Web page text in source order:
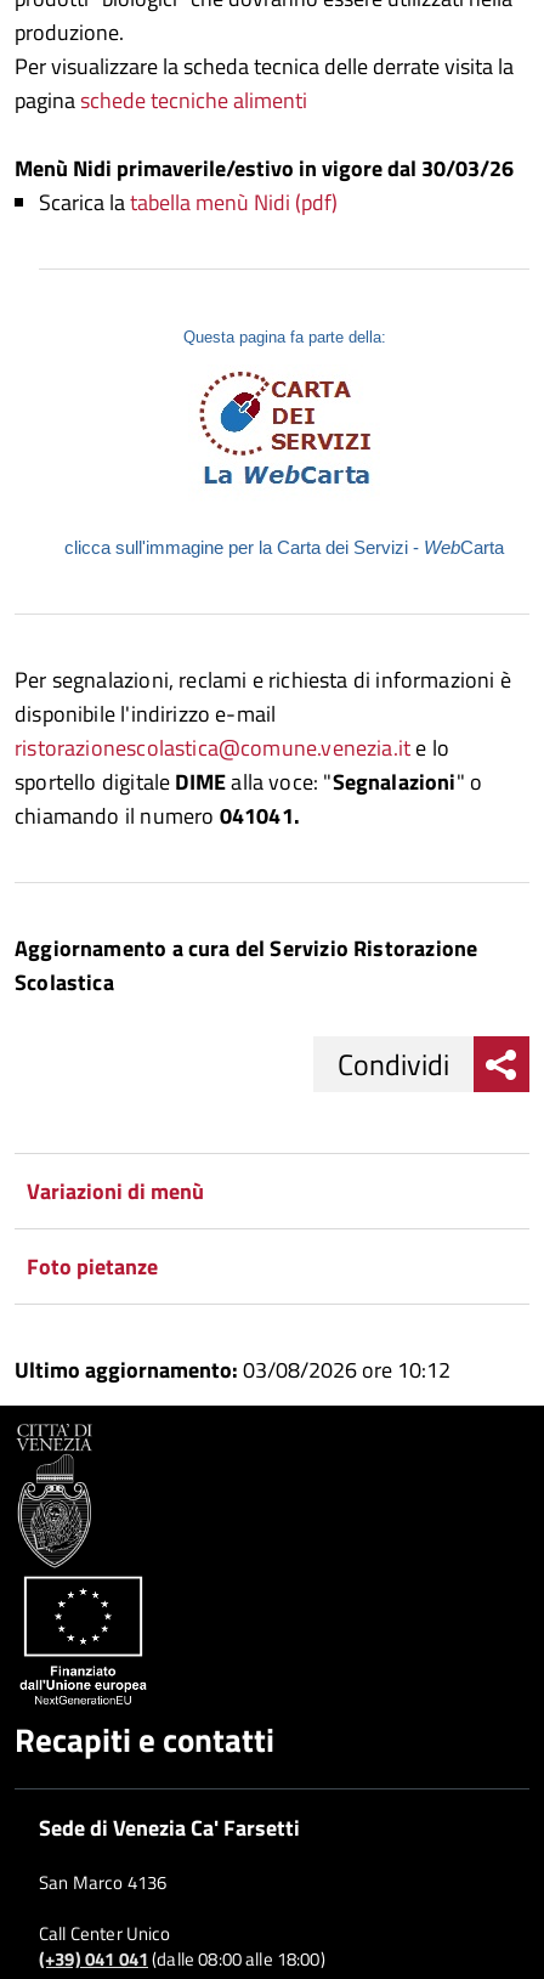
produzione.
Per visualizzare la scheda tecnica delle derrate visita la
paginaschede tecniche alimenti
Menù Nidi primaverile/estivo in vigore dal 30/03/26
Scarica latabella menù Nidi (pdf)
Questa pagina fa parte della:
clicca sull'immagine per la Carta dei Servizi - WebCarta
Per segnalazioni, reclami e richiesta di informazioni è
disponibile l'indirizzo e-mail
ristorazionescolastica@comune.venezia.ite lo
sportello digitaleDIMEalla voce: "Segnalazioni" o
chiamando il numero 041041.
Aggiornamento a cura del Servizio Ristorazione
Scolastica
Facebook
su
Twitter
Condividi
su
Google
Plus
Condividi
su
Whatsapp
Condividi
Variazioni di menù
Foto pietanze
Ultimo aggiornamento:03/08/2026 ore 10:12
Recapiti e contatti
Sede di Venezia Ca' Farsetti
San Marco 4136
Call Center Unico
(+39) 041 041(dalle 08:00 alle 18:00)